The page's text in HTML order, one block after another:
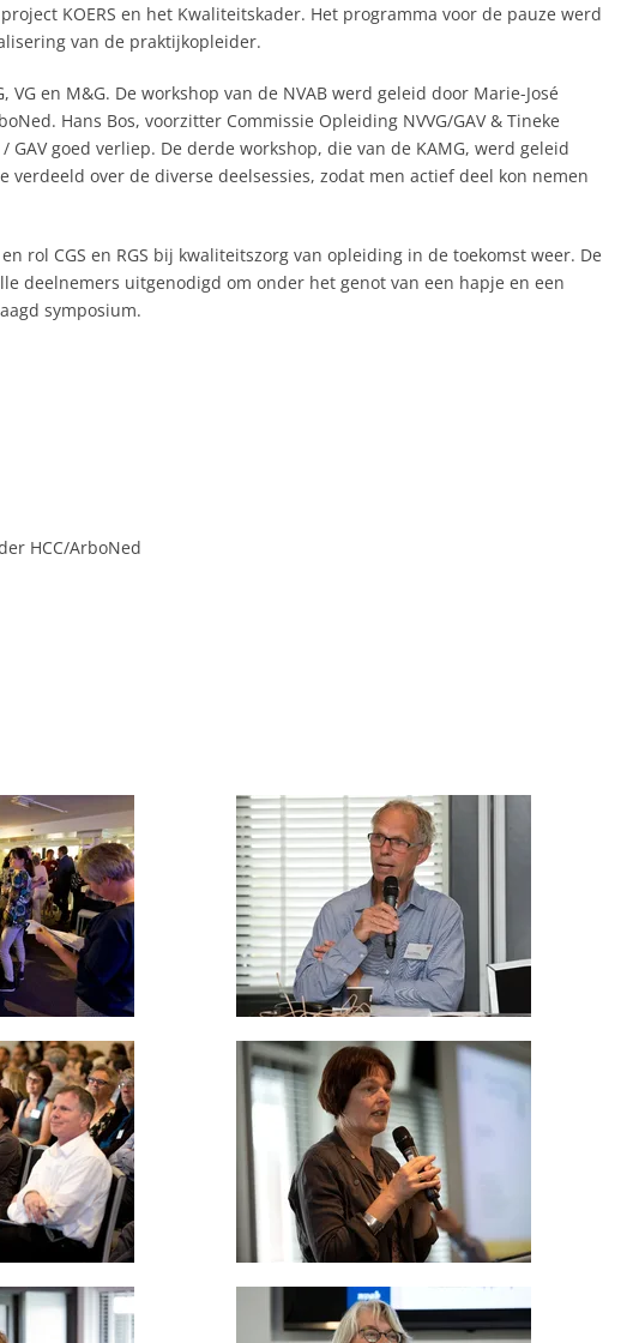
KOERS en het Kwaliteitskader. Het programma voor de pauze werd
van de praktijkopleider.
en M&G. De workshop van de NVAB werd geleid door Marie-José
Hans Bos, voorzitter Commissie Opleiding NVVG/GAV & Tineke
goed verliep. De derde workshop, die van de KAMG, werd geleid
over de diverse deelsessies, zodat men actief deel kon nemen
rol CGS en RGS bij kwaliteitszorg van opleiding in de toekomst weer. De
deelnemers uitgenodigd om onder het genot van een hapje en een
symposium.
HCC/ArboNed